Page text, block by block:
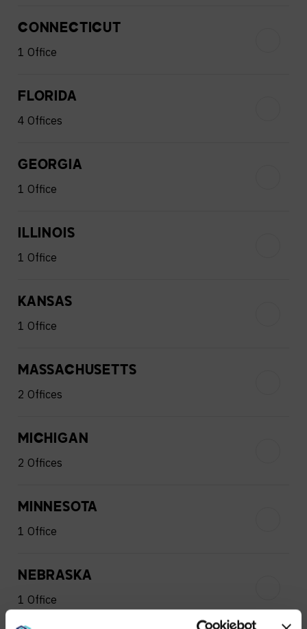
CONNECTICUT
1 Office
FLORIDA
4 Offices
GEORGIA
1 Office
ILLINOIS
1 Office
KANSAS
1 Office
MASSACHUSETTS
2 Offices
MICHIGAN
2 Offices
MINNESOTA
1 Office
NEBRASKA
1 Office